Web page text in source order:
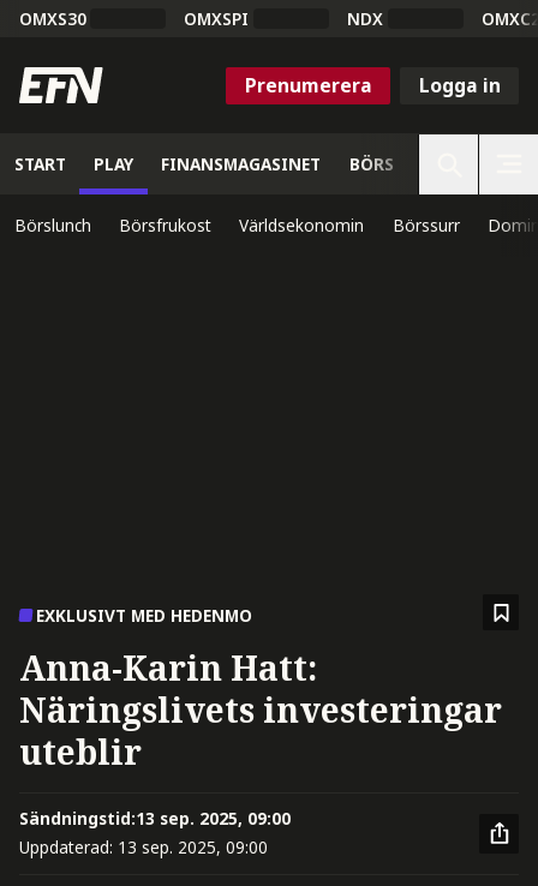
OMXS30 OMXSPI NDX
Prenumerera Logga in
START PLAY FINANSMAGASINET BÖRS
Börslunch Börsfrukost Världsekonomin Börssurr
EXKLUSIVT MED HEDENMO
Anna-Karin Hatt:
Näringslivets investeringar
uteblir
Sändningstid:13 sep. 2025, 09:00
Uppdaterad: 13 sep. 2025, 09:00